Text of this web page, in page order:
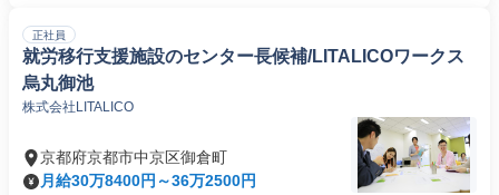
正社員
就労移行支援施設のセンター長候補/LITALICOワークス
烏丸御池
株式会社LITALICO
京都府京都市中京区御倉町
月給30万8400円～36万2500円